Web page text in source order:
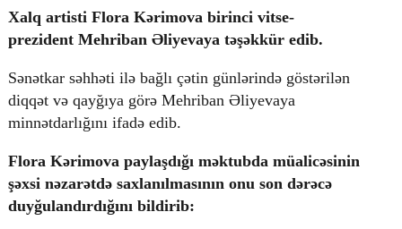
© 2026. Shownews.az
Created by Netservice.az
Xalq artisti Flora Kərimova birinci vitse-
prezident Mehriban Əliyevaya təşəkkür edib.
Sənətkar səhhəti ilə bağlı çətin günlərində göstərilən
diqqət və qayğıya görə Mehriban Əliyevaya
minnətdarlığını ifadə edib.
Flora Kərimova paylaşdığı məktubda müalicəsinin
şəxsi nəzarətdə saxlanılmasının onu son dərəcə
duyğulandırdığını bildirib: